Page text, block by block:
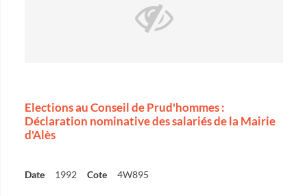
Elections au Conseil de Prud'hommes :
Déclaration nominative des salariés de la Mairie
d'Alès
Date 1992 Cote 4W895